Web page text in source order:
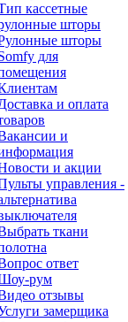
кассетные
шторы
шторы
для
и оплата
и
и акции
управления -
ткани
ответ
рум
отзывы
замерщика